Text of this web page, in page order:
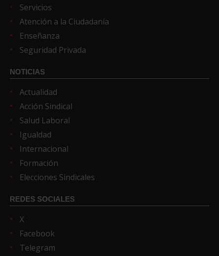
Servicios
Atención a la Ciudadanía
Enseñanza
Seguridad Privada
NOTICIAS
Actualidad
Acción Sindical
Salud Laboral
Igualdad
Internacional
Formación
Elecciones Sindicales
REDES SOCIALES
X
Facebook
Telegram